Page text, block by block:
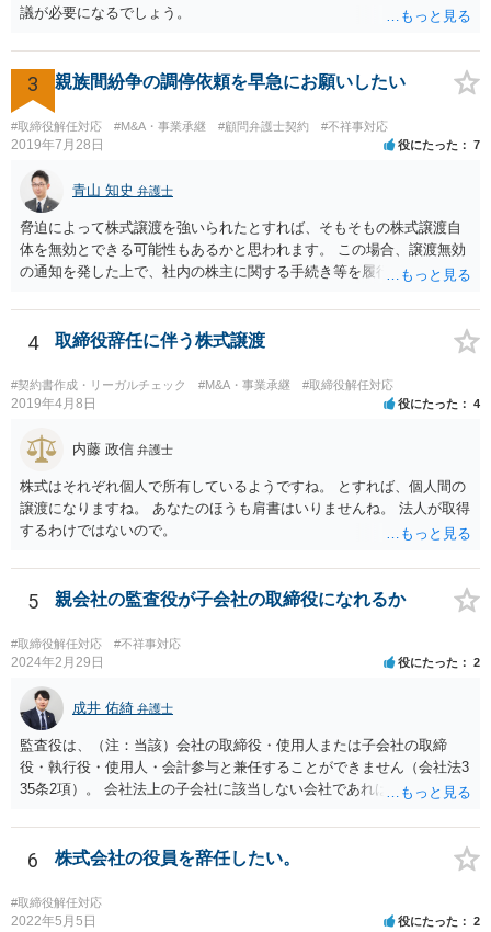
議が必要になるでしょう。
3 親族間紛争の調停依頼を早急にお願いしたい
#取締役解任対応 #M&A・事業承継 #顧問弁護士契約 #不祥事対応
2019年7月28日 役にたった 7
青山 知史 弁護士
脅迫によって株式譲渡を強いられたとすれば、そもそもの株式譲渡自
体を無効とできる可能性もあるかと思われます。 この場合、譲渡無効
の通知を発した上で、社内の株主に関する手続き等を履行していく必
株主権確認訴訟等に発展する可能性はあるかと思われます。 いずれに
しても、譲渡時の状況やその裏付けとなる証拠の有無、また、当該会
社の定款等によって、採れる手段も変わってこようかと思われますの
で、早い段階で、 関連資料をお持ちの上、弁護士にご相談をされたほ
うが良いかと思慮いたします。
4 取締役辞任に伴う株式譲渡
#契約書作成・リーガルチェック #M&A・事業承継 #取締役解任対応
2019年4月8日 役にたった 4
内藤 政信 弁護士
株式はそれぞれ個人で所有しているようですね。 とすれば、個人間の
譲渡になりますね。 あなたのほうも肩書はいりませんね。 法人が取得
するわけではないので。
5 親会社の監査役が子会社の取締役になれるか
#取締役解任対応 #不祥事対応
2024年2月29日 役にたった 2
成井 佑綺 弁護士
監査役は、（注：当該）会社の取締役・使用人または子会社の取締
役・執行役・使用人・会計参与と兼任することができません（会社法3
35条2項）。 会社法上の子会社に該当しない会社であれば上記の兼任
任していた場合には、基本はその選任自体は有効となり、監査も有効
となりますが、当該監査役が損害賠償責任を負う可能性があります。
もっとも、親会社が親会社の監査役を子会社の取締役に選任した場合
には、監査が無効になる可能性があります。 いずれにせよ兼任規制に
反する兼任の場合には、監査役の辞任等を検討する対応がベターに思
6 株式会社の役員を辞任したい。
#取締役解任対応
2022年5月5日 役にたった 2